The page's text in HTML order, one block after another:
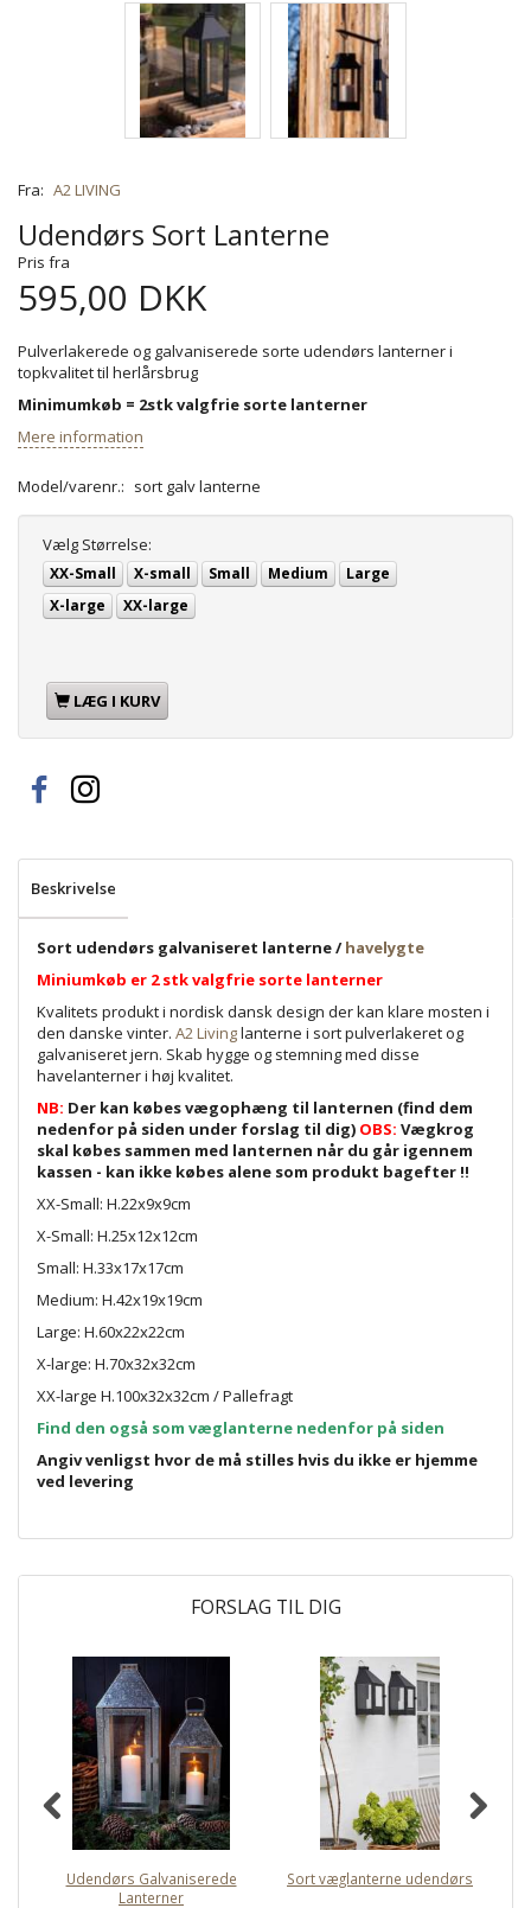
Fra: A2 LIVING
Udendørs Sort Lanterne
Pris fra
595,00 DKK
Pulverlakerede og galvaniserede sorte udendørs lanterner i
topkvalitet til herlårsbrug
Minimumkøb = 2stk valgfrie sorte lanterner
Mere information
Model/varenr.: sort galv lanterne
Vælg Størrelse:
XX-Small X-small Small Medium
Large
X-large
XX-large
LÆG I KURV
Beskrivelse
Sort udendørs galvaniseret lanterne /havelygte
Miniumkøb er 2 stk valgfrie sorte lanterner
Kvalitets produkt i nordisk dansk design der kan klare mosten i
den danske vinter. A2 Livinglanterne i sort pulverlakeret og
galvaniseret jern. Skab hygge og stemning med disse
havelanterner i høj kvalitet.
NB: Der kan købes vægophæng til lanternen (find dem
nedenfor på siden under forslag til dig) OBS: Vægkrog
skal købes sammen med lanternen når du går igennem
kassen - kan ikke købes alene som produkt bagefter !!
XX-Small: H.22x9x9cm
X-Small: H.25x12x12cm
Small: H.33x17x17cm
Medium: H.42x19x19cm
Large: H.60x22x22cm
X-large: H.70x32x32cm
XX-large H.100x32x32cm / Pallefragt
Find den også som væglanterne nedenfor på siden
Angiv venligst hvor de må stilles hvis du ikke er hjemme
ved levering
FORSLAG TIL DIG
Udendørs Galvaniserede
Lanterner
Sort væglanterne udendørs